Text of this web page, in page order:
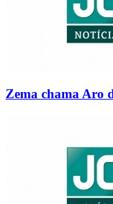
Zema chama Aro